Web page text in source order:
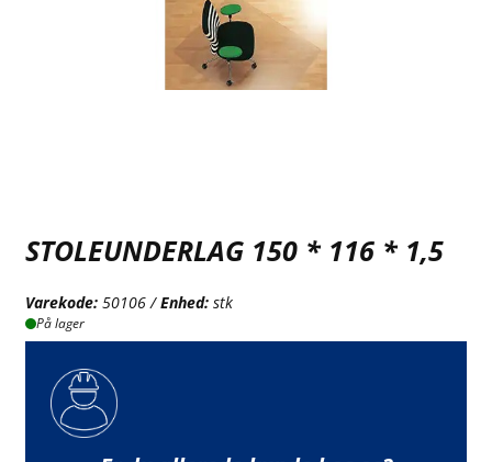
STOLEUNDERLAG 150 * 116 * 1,5
Varekode: 50106 /Enhed: stk
På lager